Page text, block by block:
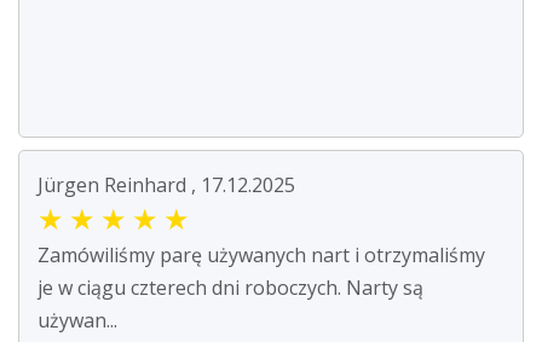
Jürgen Reinhard , 17.12.2025
★ ★ ★ ★ ★
Zamówiliśmy parę używanych nart i otrzymaliśmy
je w ciągu czterech dni roboczych. Narty są
używan...